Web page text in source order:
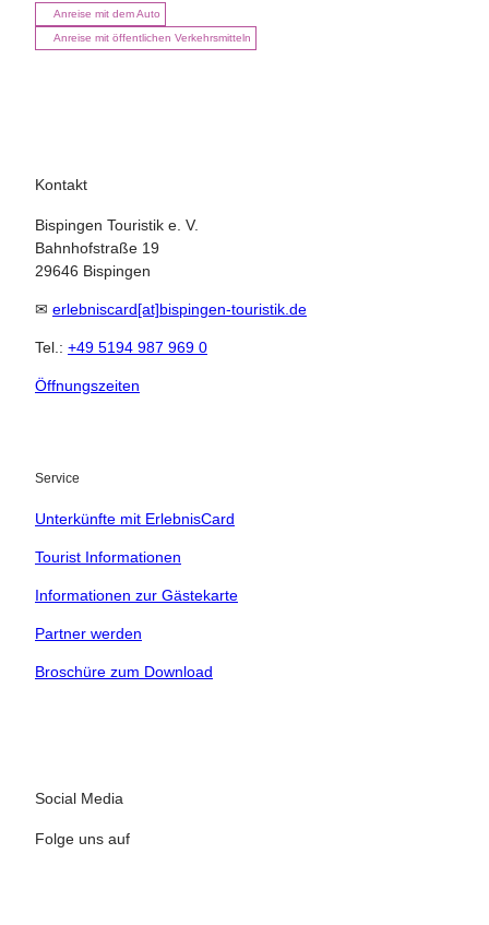
Kinder
buchen
vor Ort
Anreise mit dem Auto
Anreise mit öffentlichen Verkehrsmitteln
Kontakt
Bispingen Touristik e. V.
Bahnhofstraße 19
29646 Bispingen
✉ erlebniscard[at]bispingen-touristik.de
Tel.: +49 5194 987 969 0
Öffnungszeiten
Service
Unterkünfte mit ErlebnisCard
Tourist Informationen
Informationen zur Gästekarte
Partner werden
Broschüre zum Download
Social Media
Folge uns auf